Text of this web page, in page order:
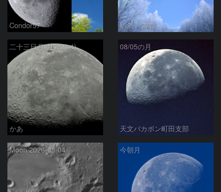
Condor57 駒沢 満晴
二十三日月(月齢21.4)
かあ
08/05の月
天文バカボン町田支部
Moon 2026-08-04 今朝月